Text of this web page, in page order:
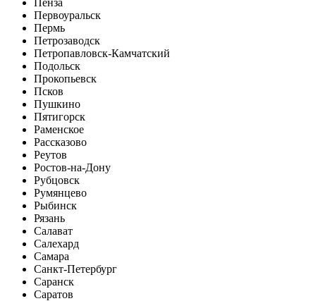
Первоуральск
Пермь
Петрозаводск
Петропавловск-Камчатский
Подольск
Прокопьевск
Псков
Пушкино
Пятигорск
Раменское
Рассказово
Реутов
Ростов-на-Дону
Рубцовск
Румянцево
Рыбинск
Рязань
Салават
Салехард
Самара
Санкт-Петербург
Саранск
Саратов